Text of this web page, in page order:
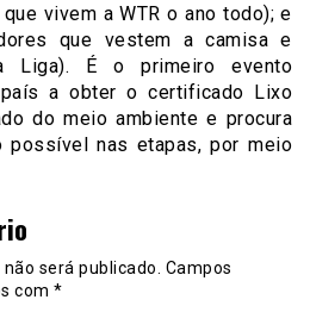
vivem a WTR o ano todo); e
que vestem a camisa e
Liga). É o primeiro evento
a obter o certificado Lixo
do meio ambiente e procura
possível nas etapas, por meio
será publicado. Campos
com *